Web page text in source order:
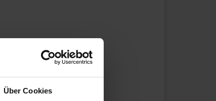
Über Cookies